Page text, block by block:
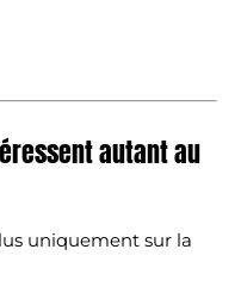
autant au
uniquement sur la